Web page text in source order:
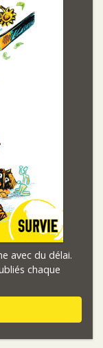
avec du délai.
chaque